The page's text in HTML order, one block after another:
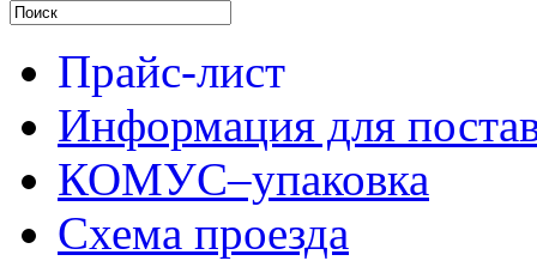
Прайс-лист
Информация для
КОМУС–упаковка
Схема проезда